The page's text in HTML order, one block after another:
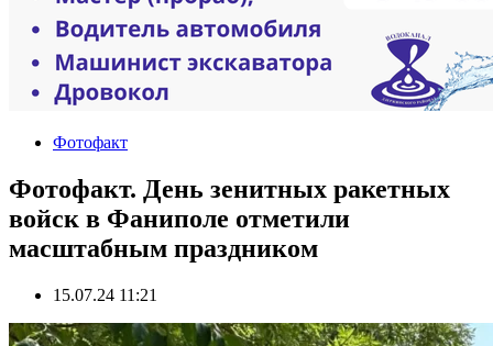
Фотофакт
Фотофакт. День зенитных ракетных
войск в Фаниполе отметили
масштабным праздником
15.07.24 11:21